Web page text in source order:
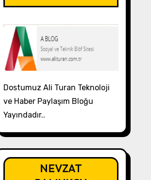
Dostumuz Ali Turan Teknoloji
ve Haber Paylaşım Bloğu
Yayındadır..
NEVZAT